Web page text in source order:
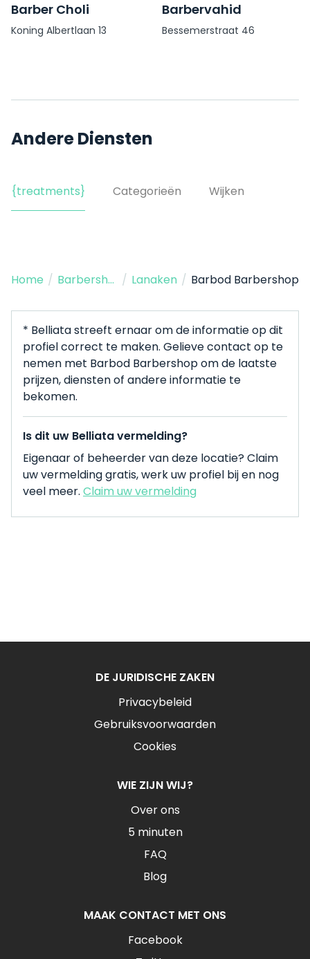
Barber Choli
Koning Albertlaan 13
Barbervahid
Bessemerstraat 46
Andere Diensten
{treatments} Categorieën Wijken
Home / Barbershop / Lanaken / Barbod Barbershop
* Belliata streeft ernaar om de informatie op dit
profiel correct te maken. Gelieve contact op te
nemen met Barbod Barbershop om de laatste
prijzen, diensten of andere informatie te
bekomen.
Is dit uw Belliata vermelding?
Eigenaar of beheerder van deze locatie? Claim
uw vermelding gratis, werk uw profiel bij en nog
veel meer. Claim uw vermelding
DE JURIDISCHE ZAKEN
Privacybeleid
Gebruiksvoorwaarden
Cookies
WIE ZIJN WIJ?
Over ons
5 minuten
FAQ
Blog
MAAK CONTACT MET ONS
Facebook